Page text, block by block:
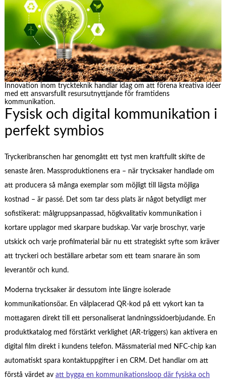
Innovation inom tryckteknik handlar idag om att förena kreativa idéer
med ett ansvarsfullt resursutnyttjande för framtidens
kommunikation.
Fysisk och digital kommunikation i
perfekt symbios
Tryckeribranschen har genomgått ett tyst men kraftfullt skifte de
senaste åren. Massproduktionens era – när trycksaker handlade om
att producera så många exemplar som möjligt till lägsta möjliga
kostnad – är passé. Det som tar dess plats är något betydligt mer
sofistikerat: målgruppsanpassad, högkvalitativ kommunikation i
kortare upplagor med skarpare budskap. Var varje broschyr, varje
utskick och varje profilmaterial bär nu ett strategiskt syfte som kräver
att tryckeri och beställare arbetar som ett team snarare än som
leverantör och kund.
Moderna trycksaker är dessutom inte längre isolerade
kommunikationsöar. En välplacerad QR-kod på ett vykort kan ta
mottagaren direkt till ett personaliserat landningssidoerbjudande. En
produktkatalog med förstärkt verklighet (AR-triggers) kan aktivera en
digital film direkt i kundens telefon. Mässmaterial med NFC-chip kan
automatiskt spara kontaktuppgifter i en CRM. Det handlar om att
förstå värdet av att bygga en kommunikationsloop där fysiska och